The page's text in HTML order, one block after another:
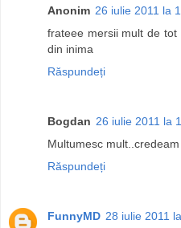
Anonim 26 iulie 2011 la
frateee mersii mult de
din inima
Răspundeți
Bogdan 26 iulie 2011 la
Multumesc
Răspundeți
FunnyMD 28 iulie 2011